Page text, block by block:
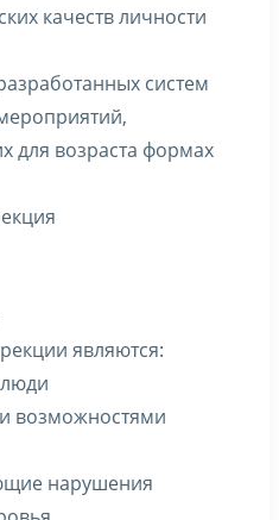
качеств личности
систем
для возраста формах
являются:
возможностями
нарушения